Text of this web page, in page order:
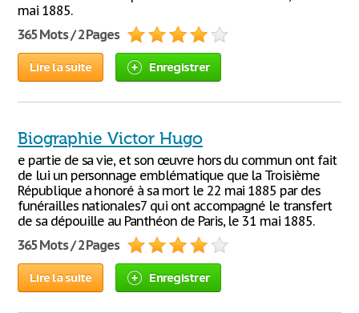
mai 1885.
365 Mots / 2 Pages
Lire la suite Enregistrer
Biographie Victor Hugo
e partie de sa vie, et son œuvre hors du commun ont fait
de lui un personnage emblématique que la Troisième
République a honoré à sa mort le 22 mai 1885 par des
funérailles nationales7 qui ont accompagné le transfert
de sa dépouille au Panthéon de Paris, le 31 mai 1885.
365 Mots / 2 Pages
Lire la suite Enregistrer